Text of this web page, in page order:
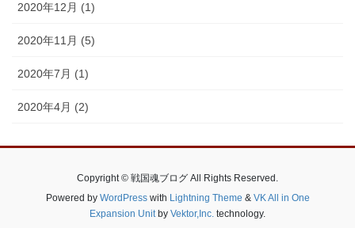
2020年12月 (1)
2020年11月 (5)
2020年7月 (1)
2020年4月 (2)
Copyright © 戦国魂ブログ All Rights Reserved.
Powered by WordPresswith Lightning Theme & VK All in One
Expansion Unitby Vektor,Inc. technology.